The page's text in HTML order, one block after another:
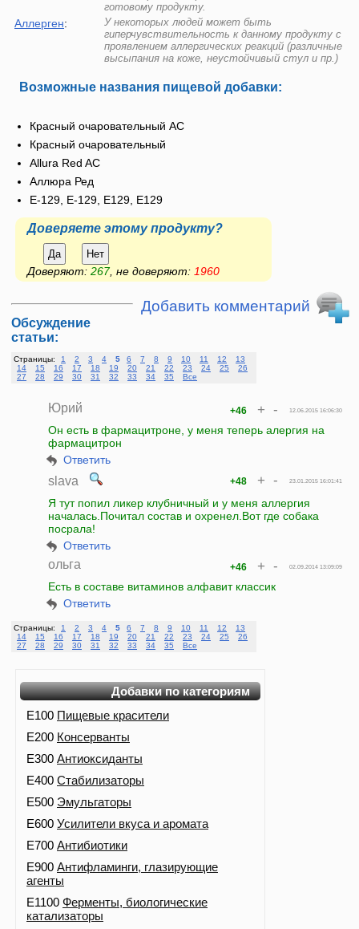
готовому продукту.
Аллерген:
У некоторых людей может быть
гиперчувствительность к данному продукту с
проявлением аллергических реакций (различные
высыпания на коже, неустойчивый стул и пр.)
Возможные названия пищевой добавки:
Красный очаровательный АС
Красный очаровательный
Allura Red AC
Аллюра Ред
E-129, Е-129, Е129, E129
Доверяете этому продукту?
Да Нет
Доверяют: 267, не доверяют: 1960
Добавить комментарий
Обсуждение
статьи:
Страницы: 1 2 3 4 5 6 7 8 9 10 11 12
13
14
15 16 17 18 19 20 21 22 23 24 25
26
27
28 29 30 31 32 33 34 35 Все
Юрий 12.06.2015 16:06:30
+46 + -
Он есть в фармацитроне, у меня теперь алергия на
фармацитрон
Ответить
slava 23.01.2015 16:01:41
+48 + -
Я тут попил ликер клубничный и у меня аллергия
началась.Почитал состав и охренел.Вот где собака
посрала!
Ответить
ольга 02.09.2014 13:09:09
+46 + -
Есть в составе витаминов алфавит классик
Ответить
Страницы: 1 2 3 4 5 6 7 8 9 10 11 12
13
14
15 16 17 18 19 20 21 22 23 24 25
26
27
28 29 30 31 32 33 34 35 Все
Добавки по категориям
E100 Пищевые красители
E200 Консерванты
E300 Антиоксиданты
E400 Стабилизаторы
E500 Эмульгаторы
E600 Усилители вкуса и аромата
E700 Антибиотики
E900 Антифламинги, глазирующие
агенты
E1100 Ферменты, биологические
катализаторы